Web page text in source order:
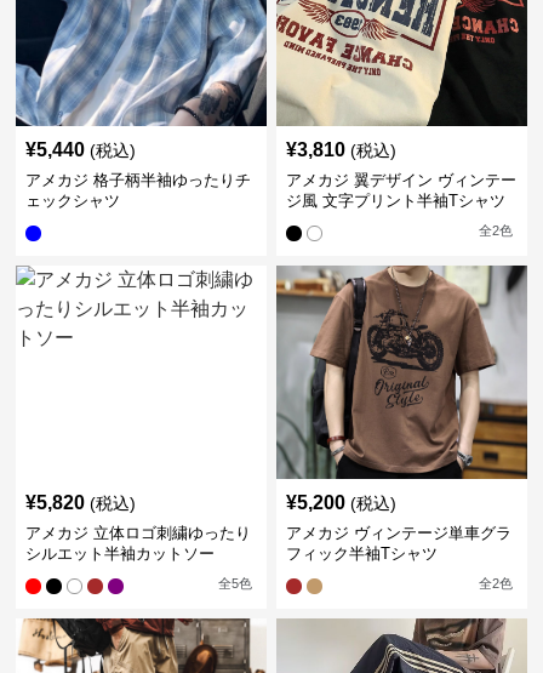
¥5,440 (税込)
アメカジ 格子柄半袖ゆったりチ
ェックシャツ
¥3,810 (税込)
アメカジ 翼デザイン ヴィンテー
ジ風 文字プリント半袖Tシャツ
全2色
¥5,820 (税込)
アメカジ 立体ロゴ刺繍ゆったり
シルエット半袖カットソー
全5色
¥5,200 (税込)
アメカジ ヴィンテージ単車グラ
フィック半袖Tシャツ
全2色